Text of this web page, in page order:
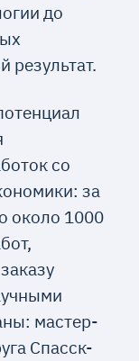
до
результат.
со
за
около 1000
мастер-
Спасск-